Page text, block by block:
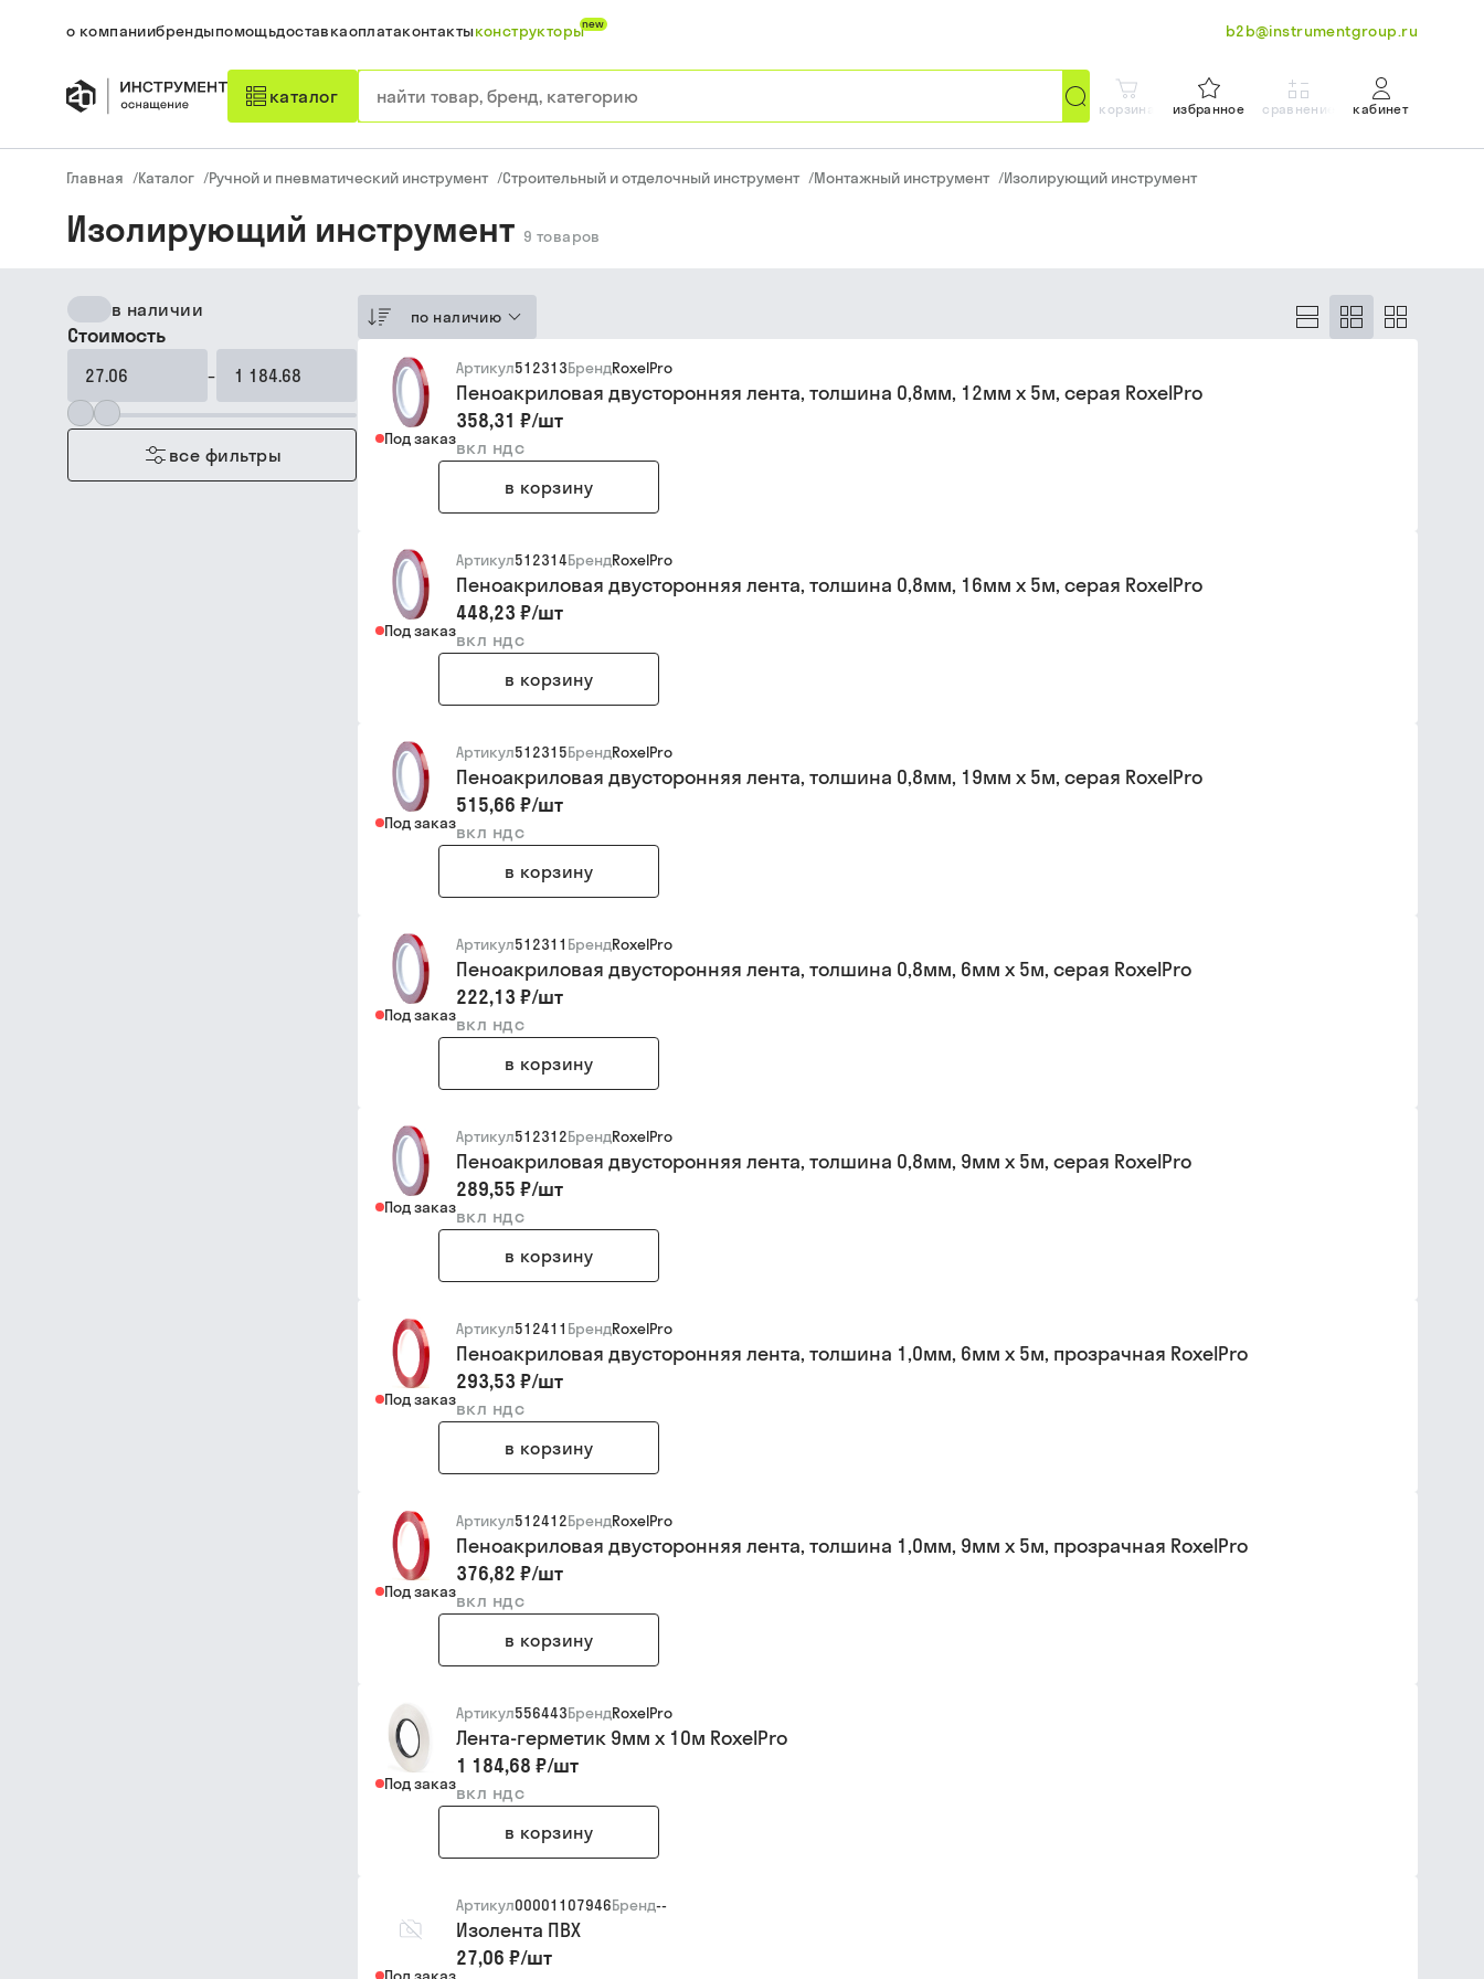
о компаниибрендыпомощьдоставкаоплатаконтактыконструкторыnew b2b@instrumentgroup.ru
каталог
корзина избранное сравнение кабинет
Главная /Каталог /Ручной и пневматический инструмент /Строительный и отделочный инструмент /Монтажный инструмент /Изолирующий инструмент
Изолирующий инструмент 9 товаров
в наличии
Стоимость
–
все фильтры
по наличию
Под заказ
Артикул512313БрендRoxelPro
Пеноакриловая двусторонняя лента, толшина 0,8мм, 12мм х 5м, серая RoxelPro
358,31 ₽/шт
вкл ндс
в корзину
Под заказ
Артикул512314БрендRoxelPro
Пеноакриловая двусторонняя лента, толшина 0,8мм, 16мм х 5м, серая RoxelPro
448,23 ₽/шт
вкл ндс
в корзину
Под заказ
Артикул512315БрендRoxelPro
Пеноакриловая двусторонняя лента, толшина 0,8мм, 19мм х 5м, серая RoxelPro
515,66 ₽/шт
вкл ндс
в корзину
Под заказ
Артикул512311 БрендRoxelPro
Пеноакриловая двусторонняя лента, толшина 0,8мм, 6мм х 5м, серая RoxelPro
222,13 ₽/шт
вкл ндс
в корзину
Под заказ
Артикул512312БрендRoxelPro
Пеноакриловая двусторонняя лента, толшина 0,8мм, 9мм х 5м, серая RoxelPro
289,55 ₽/шт
вкл ндс
в корзину
Под заказ
Артикул512411 БрендRoxelPro
Пеноакриловая двусторонняя лента, толшина 1,0мм, 6мм х 5м, прозрачная RoxelPro
293,53 ₽/шт
вкл ндс
в корзину
Под заказ
Артикул512412БрендRoxelPro
Пеноакриловая двусторонняя лента, толшина 1,0мм, 9мм х 5м, прозрачная RoxelPro
376,82 ₽/шт
вкл ндс
в корзину
Под заказ
Артикул556443БрендRoxelPro
Лента-герметик 9мм х 10м RoxelPro
1 184,68 ₽/шт
вкл ндс
в корзину
Артикул00001107946Бренд--
Изолента ПВХ
27,06 ₽/шт